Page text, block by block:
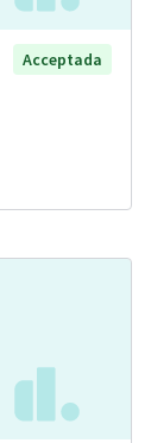
Acceptada